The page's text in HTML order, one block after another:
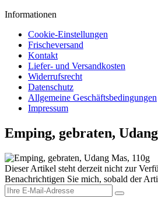
Informationen
Cookie-Einstellungen
Frischeversand
Kontakt
Liefer- und Versandkosten
Widerrufsrecht
Datenschutz
Allgemeine Geschäftsbedingungen
Impressum
Emping, gebraten,
Dieser Artikel steht derzeit nicht zur
Benachrichtigen Sie mich, sobald der